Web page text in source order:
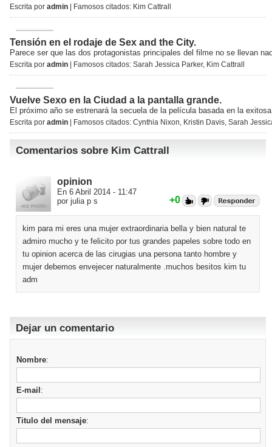
Escrita por admin | Famosos citados: Kim Cattrall
Tensión en el rodaje de Sex and the City.
Parece ser que las dos protagonistas principales del filme no se llevan
Escrita por admin | Famosos citados: Sarah Jessica Parker, Kim Cattrall
Vuelve Sexo en la Ciudad a la pantalla grande.
El próximo año se estrenará la secuela de la película basada en la
Escrita por admin | Famosos citados: Cynthia Nixon, Kristin Davis, Sarah
Comentarios sobre Kim Cattrall
opinion
En 6 Abril 2014 - 11:47
por julia p s
+0
kim para mi eres una mujer extraordinaria bella y bien natural te
admiro mucho y te felicito por tus grandes papeles sobre todo en
tu opinion acerca de las cirugias una persona tanto hombre y
mujer debemos envejecer naturalmente .muchos besitos kim tu
adm
Dejar un comentario
Nombre:
E-mail :
Titulo del mensaje: